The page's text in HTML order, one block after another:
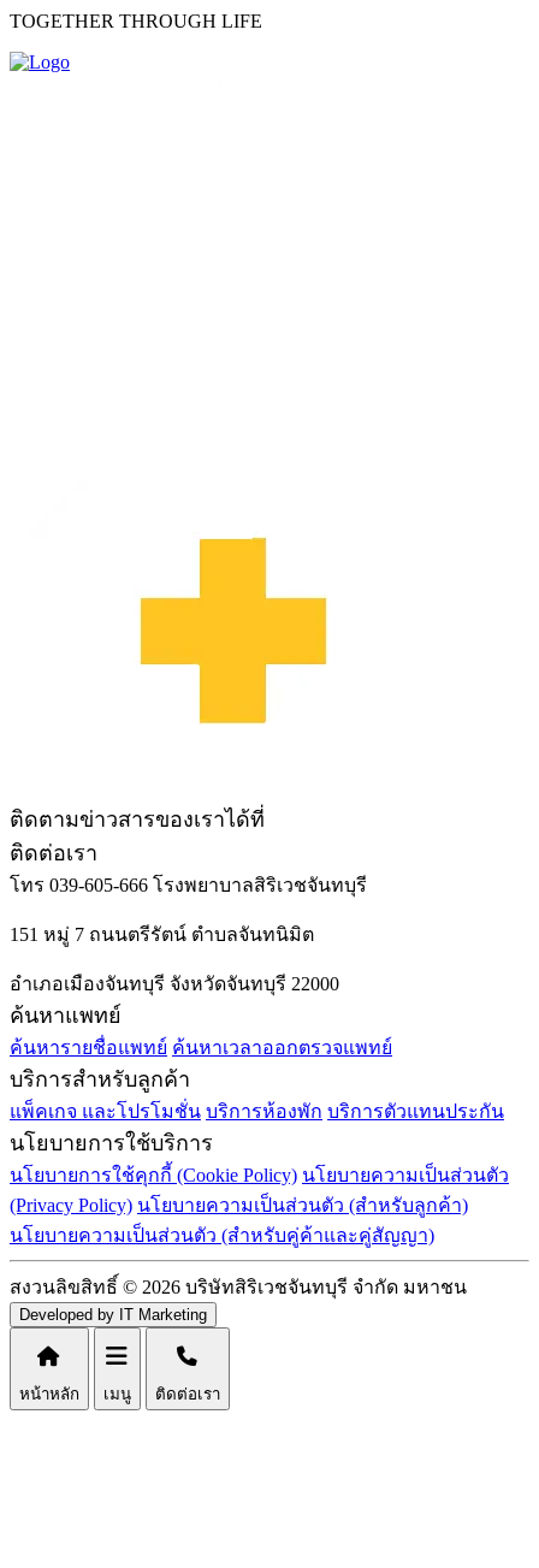
TOGETHER THROUGH LIFE
ติดตามข่าวสารของเราได้ที่
ติดต่อเรา
โทร 039-605-666 โรงพยาบาลสิริเวชจันทบุรี
151 หมู่ 7 ถนนตรีรัตน์ ตำบลจันทนิมิต
อำเภอเมืองจันทบุรี จังหวัดจันทบุรี 22000
ค้นหาแพทย์
ค้นหารายชื่อแพทย์ ค้นหาเวลาออกตรวจแพทย์
บริการสำหรับลูกค้า
แพ็คเกจ และโปรโมชั่น บริการห้องพัก บริการตัวแทนประกัน
นโยบายการใช้บริการ
นโยบายการใช้คุกกี้ (Cookie Policy) นโยบายความเป็นส่วนตัว
(Privacy Policy) นโยบายความเป็นส่วนตัว (สำหรับลูกค้า)
นโยบายความเป็นส่วนตัว (สำหรับคู่ค้าและคู่สัญญา)
สงวนลิขสิทธิ์ © 2026 บริษัทสิริเวชจันทบุรี จำกัด มหาชน
Developed by IT Marketing
หน้าหลัก เมนู ติดต่อเรา